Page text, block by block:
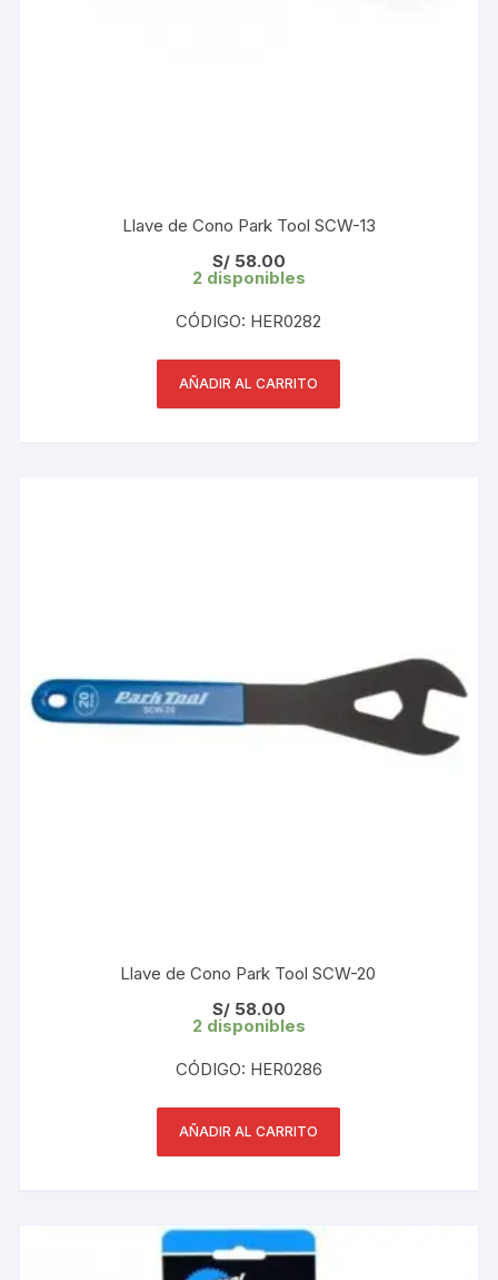
Llave de Cono Park Tool SCW-13
S/58.00
2 disponibles
CÓDIGO: HER0282
AÑADIR AL CARRITO
Llave de Cono Park Tool SCW-20
S/58.00
2 disponibles
CÓDIGO: HER0286
AÑADIR AL CARRITO